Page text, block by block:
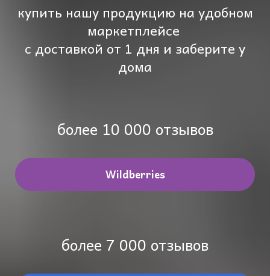
купить нашу продукцию на удобном
маркетплейсе
с доставкой от 1 дня и заберите у
дома
более 10 000 отзывов
Wildberries
более 7 000 отзывов